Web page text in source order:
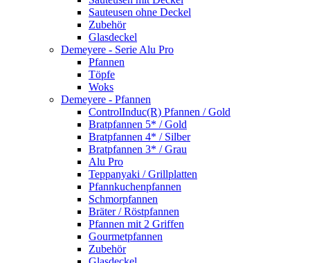
Sauteusen ohne Deckel
Zubehör
Glasdeckel
Demeyere - Serie Alu Pro
Pfannen
Töpfe
Woks
Demeyere - Pfannen
ControlInduc(R) Pfannen / Gold
Bratpfannen 5* / Gold
Bratpfannen 4* / Silber
Bratpfannen 3* / Grau
Alu Pro
Teppanyaki / Grillplatten
Pfannkuchenpfannen
Schmorpfannen
Bräter / Röstpfannen
Pfannen mit 2 Griffen
Gourmetpfannen
Zubehör